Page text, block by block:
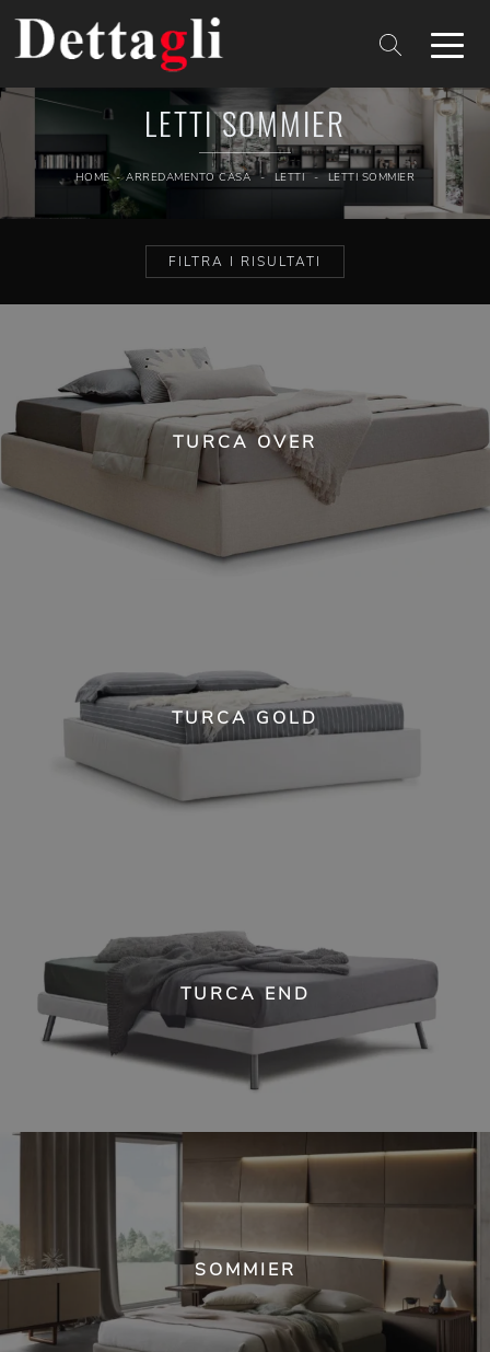
LETTI SOMMIER
HOME - ARREDAMENTO CASA - LETTI - LETTI SOMMIER
FILTRA I RISULTATI
TURCA OVER
TURCA GOLD
TURCA END
SOMMIER